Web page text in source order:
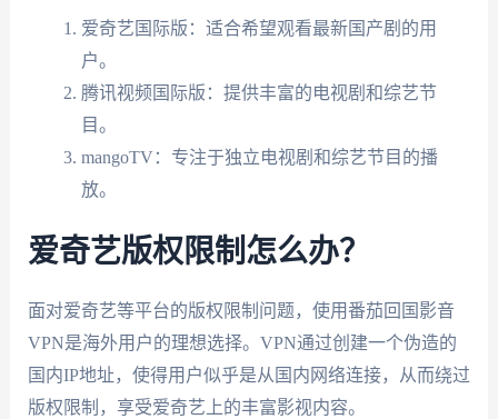
爱奇艺国际版：适合希望观看最新国产剧的用
户。
腾讯视频国际版：提供丰富的电视剧和综艺节
目。
mangoTV：专注于独立电视剧和综艺节目的播
放。
爱奇艺版权限制怎么办？
面对爱奇艺等平台的版权限制问题，使用番茄回国影音
VPN是海外用户的理想选择。VPN通过创建一个伪造的
国内IP地址，使得用户似乎是从国内网络连接，从而绕过
版权限制，享受爱奇艺上的丰富影视内容。